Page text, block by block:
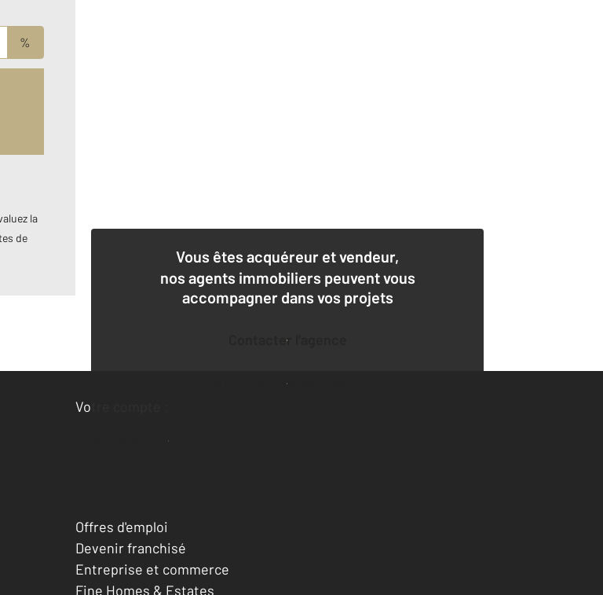
%
la
de
Vous êtes acquéreur et vendeur,
nos agents immobiliers peuvent vous
accompagner dans vos projets
Contacter l'agence
Demander une estimation
Votre compte :
Accéder à mon compte
Offres d'emploi
Devenir franchisé
Entreprise et commerce
Fine Homes & Estates